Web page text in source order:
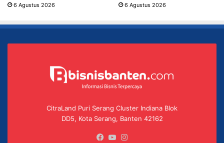
6 Agustus 2026 6 Agustus 2026
CitraLand Puri Serang Cluster Indiana Blok
DD5, Kota Serang, Banten 42162
Facebook
YouTube